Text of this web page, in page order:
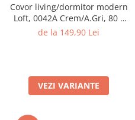
Covor living/dormitor modern
Loft, 0042A Crem/A.Gri, 80 x
150 cm
de la 149,90 Lei
VEZI VARIANTE